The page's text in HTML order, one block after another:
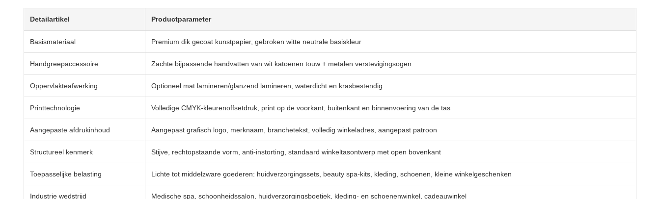
Detailartikel Productparameter
Basismateriaal Premium dik gecoat kunstpapier, gebroken witte neutrale basiskleur
Handgreepaccessoire Zachte bijpassende handvatten van wit katoenen touw + metalen verstevigingsogen
Oppervlakteafwerking Optioneel mat lamineren/glanzend lamineren, waterdicht en krasbestendig
Printtechnologie Volledige CMYK-kleurenoffsetdruk, print op de voorkant, buitenkant en binnenvoering van de tas
Aangepaste afdrukinhoud Aangepast grafisch logo, merknaam, branchetekst, volledig winkeladres, aangepast patroon
Structureel kenmerk Stijve, rechtopstaande vorm, anti-instorting, standaard winkeltasontwerp met open bovenkant
Toepasselijke belasting Lichte tot middelzware goederen: huidverzorgingssets, beauty spa-kits, kleding, schoenen, kleine winkelgeschenken
Industrie wedstrijd Medische spa, schoonheidssalon, huidverzorgingsboetiek, kleding- en schoenenwinkel, cadeauwinkel